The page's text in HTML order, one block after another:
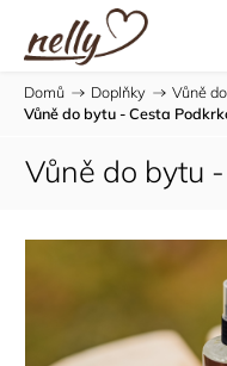
Domů / Doplňky / Vůně
Vůně do bytu - Cesta
Vůně do bytu